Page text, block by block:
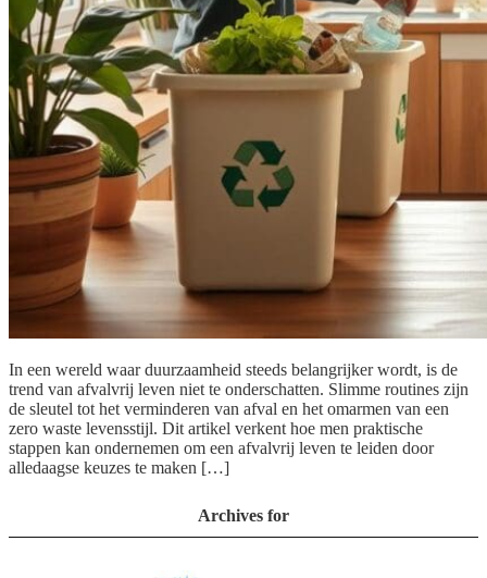
In een wereld waar duurzaamheid steeds belangrijker wordt, is de
trend van afvalvrij leven niet te onderschatten. Slimme routines zijn
de sleutel tot het verminderen van afval en het omarmen van een
zero waste levensstijl. Dit artikel verkent hoe men praktische
stappen kan ondernemen om een afvalvrij leven te leiden door
alledaagse keuzes te maken […]
Archives for